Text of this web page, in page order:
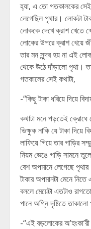
হ্যা, এ তো গতকালকের
লেগেছিল পৃথার। লোকটা
লোককে দেখে ক্রাশ খেতে
লোকের উপরে ক্রাশ খেয়ে
তার মন সুন্দর হয় না এই
থেকে উঠে দাঁড়ালো পৃথা।
গতকালের সেই কথাটা,
-“কিছু টাকা ধরিয়ে দিয়ে
কথাটা মনে পড়তেই
ভিক্ষুক নাকি যে টাকা দিয়ে
লাফিয়ে গিয়ে তার গাড়ির
নিয়ম ভেঙে গাড়ি সামনে
বেশ অপমানে লেগেছে
টাকার অপমানটা মেনে
বললে মেয়েটা এতটাও
পানে অগ্নি দৃষ্টিতে
-“এই বড়লোকের